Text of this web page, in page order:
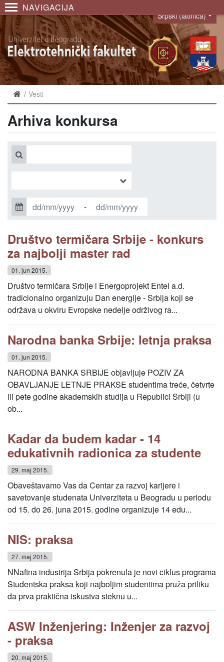
NAVIGACIJA
Language
Srpski (latinica)
Vesti
Arhiva konkursa
-
Društvo termičara Srbije - konkurs
za najbolji master rad
01. jun 2015.
Društvo termičara Srbije i Energoprojekt Entel a.d.
tradicionalno organizuju Dan energije - Srbija koji se
održava u okviru Evropske nedelje održivog ra...
Narodna banka Srbije: letnja praksa
01. jun 2015.
NARODNA BANKA SRBIJE objavljuje POZIV ZA
OBAVLJANJE LETNJE PRAKSE studentima treće, četvrte
ili pete godine akademskih studija u Republici Srbiji (u
ob...
Kadar da budem kadar - 14
edukativnih radionica za studente
29. maj 2015.
Obaveštavamo Vas da Centar za razvoj karijere i
savetovanje studenata Univerziteta u Beogradu u periodu
od 15. do 26. juna 2015. godine organizuje 14 edu...
NIS: praksa
27. maj 2015.
NNaftna industrija Srbija pokrenula je novi ciklus programa
Studentska praksa koji najboljim studentima pruža priliku
da prva praktična iskustva steknu u...
ASW Inženjering: Inženjer za razvoj
- praksa
20. maj 2015.